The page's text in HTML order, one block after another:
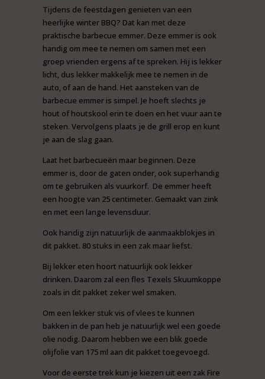
Tijdens de feestdagen genieten van een
heerlijke winter BBQ? Dat kan met deze
praktische barbecue emmer. Deze emmer is ook
handig om mee te nemen om samen met een
groep vrienden ergens af te spreken. Hij is lekker
licht, dus lekker makkelijk mee te nemen in de
auto, of aan de hand. Het aansteken van de
barbecue emmer is simpel. Je hoeft slechts je
hout of houtskool erin te doen en het vuur aan te
steken. Vervolgens plaats je de grill erop en kunt
je aan de slag gaan.
Laat het barbecueën maar beginnen. Deze
emmer is, door de gaten onder, ook superhandig
om te gebruiken als vuurkorf. De emmer heeft
een hoogte van 25 centimeter. Gemaakt van zink
en met een lange levensduur.
Ook handig zijn natuurlijk de aanmaakblokjes in
dit pakket. 80 stuks in een zak maar liefst.
Bij lekker eten hoort natuurlijk ook lekker
drinken. Daarom zal een fles Texels Skuumkoppe
zoals in dit pakket zeker wel smaken.
Om een lekker stuk vis of vlees te kunnen
bakken in de pan heb je natuurlijk wel een goede
olie nodig. Daarom hebben we een blik goede
olijfolie van 175 ml aan dit pakket toegevoegd.
Voor de eerste trek kun je kiezen uit een zak Fire